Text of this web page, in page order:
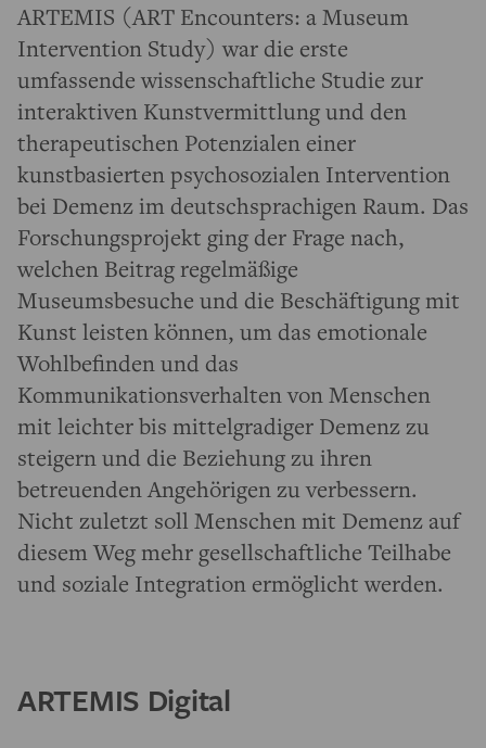
ARTEMIS (ART Encounters: a Museum
Intervention Study) war die erste
umfassende wissenschaftliche Studie zur
interaktiven Kunstvermittlung und den
therapeutischen Potenzialen einer
kunstbasierten psychosozialen Intervention
bei Demenz im deutschsprachigen Raum. Das
Forschungsprojekt ging der Frage nach,
welchen Beitrag regelmäßige
Museumsbesuche und die Beschäftigung mit
Kunst leisten können, um das emotionale
Wohlbefinden und das
Kommunikationsverhalten von Menschen
mit leichter bis mittelgradiger Demenz zu
steigern und die Beziehung zu ihren
betreuenden Angehörigen zu verbessern.
Nicht zuletzt soll Menschen mit Demenz auf
diesem Weg mehr gesellschaftliche Teilhabe
und soziale Integration ermöglicht werden.
ARTEMIS Digital